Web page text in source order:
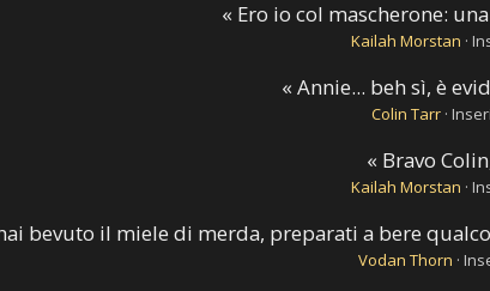
« Ero io col mascherone:
Kailah Morstan ·
« Annie... beh sì, è
Colin Tarr ·
« Bravo
Kailah Morstan ·
bevuto il miele di merda, preparati a bere
Vodan Thorn ·